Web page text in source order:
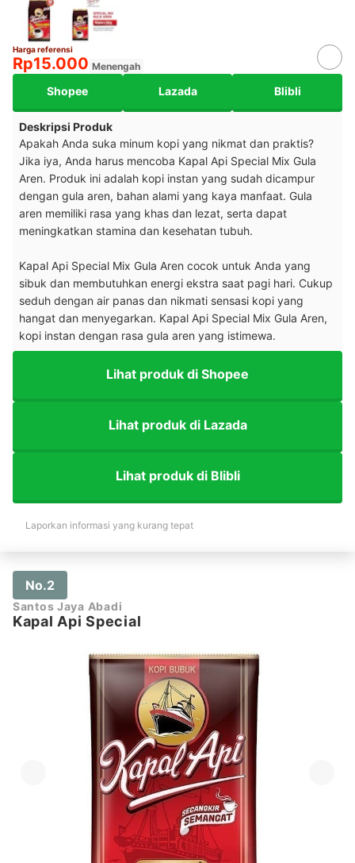
Harga referensi
Rp15.000 Menengah
Shopee Lazada Blibli
Deskripsi Produk
Apakah Anda suka minum kopi yang nikmat dan praktis?
Jika iya, Anda harus mencoba Kapal Api Special Mix Gula
Aren. Produk ini adalah kopi instan yang sudah dicampur
dengan gula aren, bahan alami yang kaya manfaat. Gula
aren memiliki rasa yang khas dan lezat, serta dapat
meningkatkan stamina dan kesehatan tubuh.
Kapal Api Special Mix Gula Aren cocok untuk Anda yang
sibuk dan membutuhkan energi ekstra saat pagi hari. Cukup
seduh dengan air panas dan nikmati sensasi kopi yang
hangat dan menyegarkan. Kapal Api Special Mix Gula Aren,
kopi instan dengan rasa gula aren yang istimewa.
Lihat produk di Shopee
Lihat produk di Lazada
Lihat produk di Blibli
Laporkan informasi yang kurang tepat
No.2
Santos Jaya Abadi
Kapal Api Special